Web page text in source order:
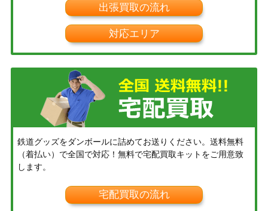
出張買取の流れ
対応エリア
鉄道グッズをダンボールに詰めてお送りください。送料無料
（着払い）で全国で対応！無料で宅配買取キットをご用意致
します。
宅配買取の流れ